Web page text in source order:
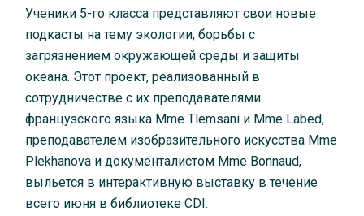
Ученики 5-го класса представляют свои новые
подкасты на тему экологии, борьбы с
загрязнением окружающей среды и защиты
океана. Этот проект, реализованный в
сотрудничестве с их преподавателями
французского языка Mme Tlemsani и Mme Labed,
преподавателем изобразительного искусства Mme
Plekhanova и документалистом Mme Bonnaud,
выльется в интерактивную выставку в течение
всего июня в библиотеке CDI.